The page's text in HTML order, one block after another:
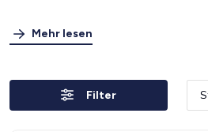
Mehr lesen
Filter